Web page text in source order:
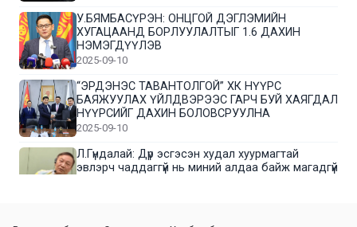
У.БЯМБАСҮРЭН: ОНЦГОЙ ДЭГЛЭМИЙН
ХУГАЦААНД БОРЛУУЛАЛТЫГ 1.6 ДАХИН
НЭМЭГДҮҮЛЭВ
2025-09-10
“ЭРДЭНЭС ТАВАНТОЛГОЙ” ХК НҮҮРС
БАЯЖУУЛАХ ҮЙЛДВЭРЭЭС ГАРЧ БУЙ ХАЯГДАЛ
НҮҮРСИЙГ ДАХИН БОЛОВСРУУЛНА
2025-09-10
Л.Гүндалай: Дүр эсгэсэн худал хуурмагтай
эвлэрч чаддаггүй нь миний алдаа байж магадгүй